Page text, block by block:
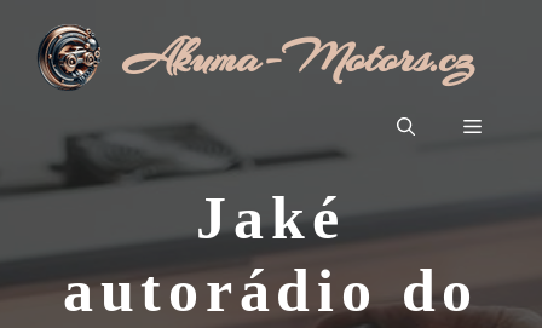
obsah
Akuma-Motors.cz
Menu
Jaké
autorádio do